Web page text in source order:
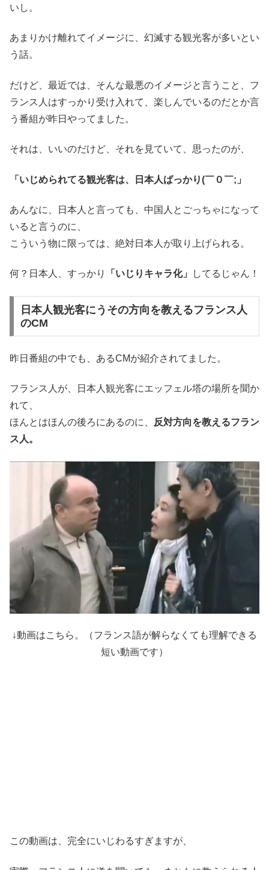
いし。
あまりかけ離れてイメージに、幻滅する観光客が多いとい
う話。
だけど、最近では、そんな最悪のイメージと言うこと、フ
ランス人はすっかり受け入れて、楽しんでいるのだとか言
う番組が昨日やってました。
それは、いいのだけど、それを見ていて、思ったのが、
「いじめられてる観光客は、日本人ばっかり(￣０￣;」
あんなに、日本人と言っても、中国人とごっちゃになって
いると言うのに、
こういう物に限っては、絶対日本人が取り上げられる。
何？日本人、すっかり 「いじりキャラ化」 してるじゃん！
日本人観光客にうその方向を教えるフランス人
のCM
昨日番組の中でも、あるCMが紹介されてました。
フランス人が、日本人観光客にエッフェル塔の場所を聞か
れて、
ほんとはほんの後ろにあるのに、
反対方向を教えるフラン
ス人。
↓動画はこちら。（フランス語が解らなくても理解できる
短い動画です）
この動画は、完全にいじわるすぎますが、